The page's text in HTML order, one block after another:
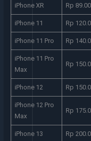
iPhone XR Rp
iPhone 11 Rp
iPhone 11 Pro Rp
iPhone 11 Pro
Max
Rp
iPhone 12 Rp
iPhone 12 Pro
Max
Rp
iPhone 13 Rp